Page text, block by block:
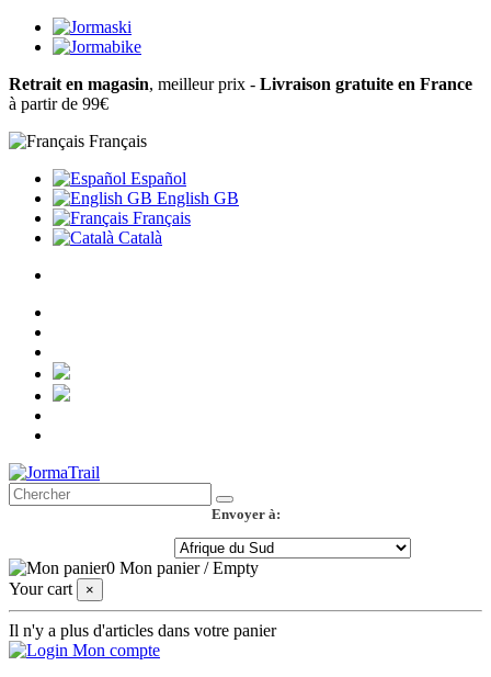
Retrait en magasin, meilleur prix - Livraison gratuite en France
à partir de 99€
Français
Español
English GB
Français
Català
Envoyer à:
0 Mon panier /Empty
Your cart
×
Il n'y a plus d'articles dans votre panier
Mon compte